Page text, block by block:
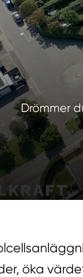
Drömmer
öka